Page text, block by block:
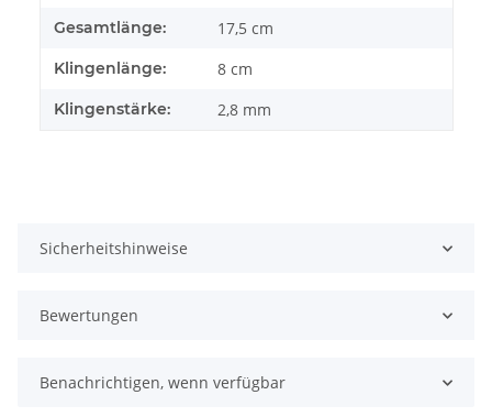
Gesamtlänge: 17,5 cm
Klingenlänge: 8 cm
Klingenstärke: 2,8 mm
Sicherheitshinweise
Bewertungen
Benachrichtigen, wenn verfügbar